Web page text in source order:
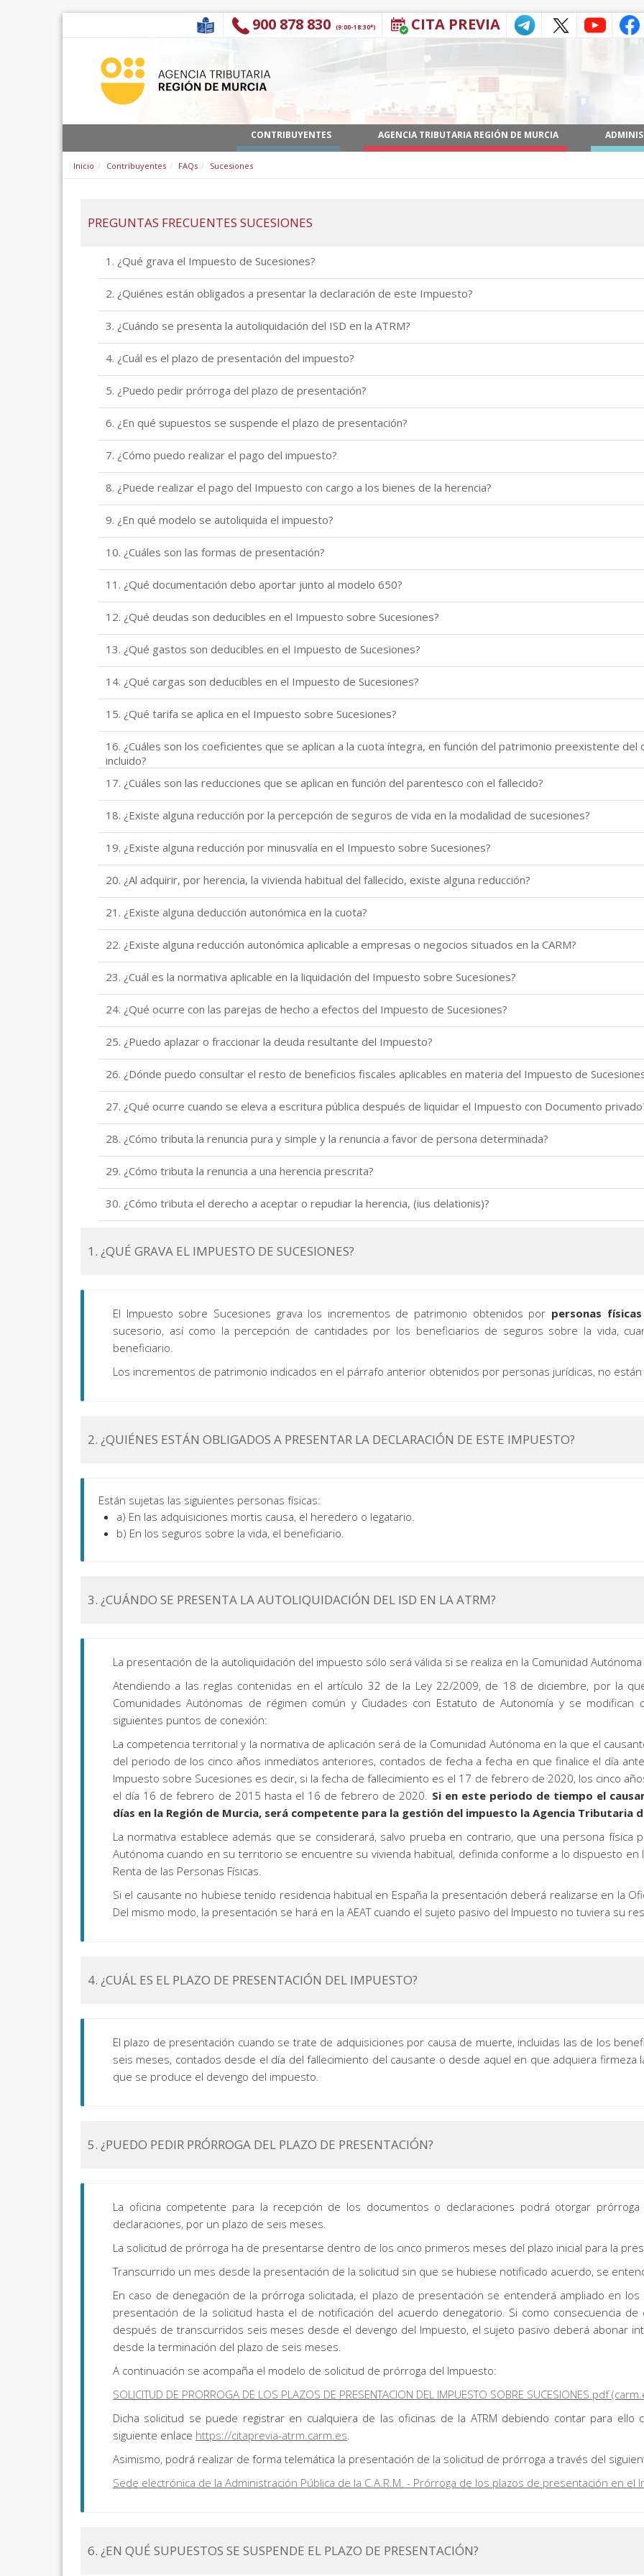
CITA PREVIA
900 878 830 (9:00-18:30*)
CONTRIBUYENTES AGENCIA TRIBUTARIA REGIÓN DE MURCIA
Inicio Contribuyentes FAQs Sucesiones
PREGUNTAS FRECUENTES SUCESIONES
1. ¿Qué grava el Impuesto de Sucesiones?
2. ¿Quiénes están obligados a presentar la declaración de este Impuesto?
3. ¿Cuándo se presenta la autoliquidación del ISD en la ATRM?
4. ¿Cuál es el plazo de presentación del impuesto?
5. ¿Puedo pedir prórroga del plazo de presentación?
6. ¿En qué supuestos se suspende el plazo de presentación?
7. ¿Cómo puedo realizar el pago del impuesto?
8. ¿Puede realizar el pago del Impuesto con cargo a los bienes de la herencia?
9. ¿En qué modelo se autoliquida el impuesto?
10. ¿Cuáles son las formas de presentación?
11. ¿Qué documentación debo aportar junto al modelo 650?
12. ¿Qué deudas son deducibles en el Impuesto sobre Sucesiones?
13. ¿Qué gastos son deducibles en el Impuesto de Sucesiones?
14. ¿Qué cargas son deducibles en el Impuesto de Sucesiones?
15. ¿Qué tarifa se aplica en el Impuesto sobre Sucesiones?
16. ¿Cuáles son los coeficientes que se aplican a la cuota íntegra, en función del patrimonio preexistente
incluido?
17. ¿Cuáles son las reducciones que se aplican en función del parentesco con el fallecido?
18. ¿Existe alguna reducción por la percepción de seguros de vida en la modalidad de sucesiones?
19. ¿Existe alguna reducción por minusvalía en el Impuesto sobre Sucesiones?
20. ¿Al adquirir, por herencia, la vivienda habitual del fallecido, existe alguna reducción?
21. ¿Existe alguna deducción autonómica en la cuota?
22. ¿Existe alguna reducción autonómica aplicable a empresas o negocios situados en la CARM?
23. ¿Cuál es la normativa aplicable en la liquidación del Impuesto sobre Sucesiones?
24. ¿Qué ocurre con las parejas de hecho a efectos del Impuesto de Sucesiones?
25. ¿Puedo aplazar o fraccionar la deuda resultante del Impuesto?
26. ¿Dónde puedo consultar el resto de beneficios fiscales aplicables en materia del Impuesto de
27. ¿Qué ocurre cuando se eleva a escritura pública después de liquidar el Impuesto con Documento
28. ¿Cómo tributa la renuncia pura y simple y la renuncia a favor de persona determinada?
29. ¿Cómo tributa la renuncia a una herencia prescrita?
30. ¿Cómo tributa el derecho a aceptar o repudiar la herencia, (ius delationis)?
1. ¿QUÉ GRAVA EL IMPUESTO DE SUCESIONES?
El Impuesto sobre Sucesiones grava los incrementos de patrimonio obtenidos por personas físicas
sucesorio, así como la percepción de cantidades por los beneficiarios de seguros sobre la vida,
beneficiario.
Los incrementos de patrimonio indicados en el párrafo anterior obtenidos por personas jurídicas, no
2. ¿QUIÉNES ESTÁN OBLIGADOS A PRESENTAR LA DECLARACIÓN DE ESTE IMPUESTO?
Están sujetas las siguientes personas físicas:
a) En las adquisiciones mortis causa, el heredero o legatario.
b) En los seguros sobre la vida, el beneficiario.
3. ¿CUÁNDO SE PRESENTA LA AUTOLIQUIDACIÓN DEL ISD EN LA ATRM?
La presentación de la autoliquidación del impuesto sólo será válida si se realiza en la Comunidad
Atendiendo a las reglas contenidas en el artículo 32 de la Ley 22/2009, de 18 de diciembre, por la
Comunidades Autónomas de régimen común y Ciudades con Estatuto de Autonomía y se modifican
siguientes puntos de conexión:
La competencia territorial y la normativa de aplicación será de la Comunidad Autónoma en la que el
del periodo de los cinco años inmediatos anteriores, contados de fecha a fecha en que finalice el día
Impuesto sobre Sucesiones es decir, si la fecha de fallecimiento es el 17 de febrero de 2020, los cinco
el día 16 de febrero de 2015 hasta el 16 de febrero de 2020. Si en este periodo de tiempo el
días en la Región de Murcia, será competente para la gestión del impuesto la Agencia Tributaria
La normativa establece además que se considerará, salvo prueba en contrario, que una persona física
Autónoma cuando en su territorio se encuentre su vivienda habitual, definida conforme a lo dispuesto
Renta de las Personas Físicas.
Si el causante no hubiese tenido residencia habitual en España la presentación deberá realizarse en la
Del mismo modo, la presentación se hará en la AEAT cuando el sujeto pasivo del Impuesto no tuviera su
4. ¿CUÁL ES EL PLAZO DE PRESENTACIÓN DEL IMPUESTO?
El plazo de presentación cuando se trate de adquisiciones por causa de muerte, incluidas las de los
seis meses, contados desde el día del fallecimiento del causante o desde aquel en que adquiera firmeza
que se produce el devengo del impuesto.
5. ¿PUEDO PEDIR PRÓRROGA DEL PLAZO DE PRESENTACIÓN?
La oficina competente para la recepción de los documentos o declaraciones podrá otorgar
declaraciones, por un plazo de seis meses.
La solicitud de prórroga ha de presentarse dentro de los cinco primeros meses del plazo inicial para la
Transcurrido un mes desde la presentación de la solicitud sin que se hubiese notificado acuerdo, se
En caso de denegación de la prórroga solicitada, el plazo de presentación se entenderá ampliado en
presentación de la solicitud hasta el de notificación del acuerdo denegatorio. Si como consecuencia
después de transcurridos seis meses desde el devengo del Impuesto, el sujeto pasivo deberá abonar
desde la terminación del plazo de seis meses.
A continuación se acompaña el modelo de solicitud de prórroga del Impuesto:
SOLICITUD DE PRORROGA DE LOS PLAZOS DE PRESENTACION DEL IMPUESTO SOBRE SUCESIONES.pdf
Dicha solicitud se puede registrar en cualquiera de las oficinas de la ATRM debiendo contar para
siguiente enlace https://citaprevia-atrm.carm.es.
Asimismo, podrá realizar de forma telemática la presentación de la solicitud de prórroga a través del
Sede electrónica de la Administración Pública de la C.A.R.M. - Prórroga de los plazos de presentación en
6. ¿EN QUÉ SUPUESTOS SE SUSPENDE EL PLAZO DE PRESENTACIÓN?